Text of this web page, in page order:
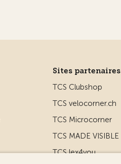
Sites partenaires
TCS Clubshop
TCS velocorner.ch
TCS Microcorner
TCS MADE VISIBLE
TCS lex4you